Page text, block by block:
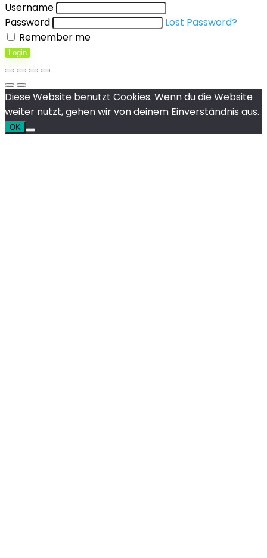
Username
Password
Lost Password?
Remember me
Login
Diese Website benutzt Cookies. Wenn du die Website
weiter nutzt, gehen wir von deinem Einverständnis aus.
OK